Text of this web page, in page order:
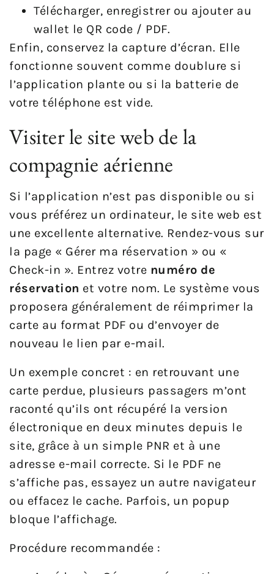
Télécharger, enregistrer ou ajouter au
wallet le QR code / PDF.
Enfin, conservez la capture d’écran. Elle
fonctionne souvent comme doublure si
l’application plante ou si la batterie de
votre téléphone est vide.
Visiter le site web de la
compagnie aérienne
Si l’application n’est pas disponible ou si
vous préférez un ordinateur, le site web est
une excellente alternative. Rendez-vous sur
la page « Gérer ma réservation » ou «
Check-in ». Entrez votre numéro de
réservation et votre nom. Le système vous
proposera généralement de réimprimer la
carte au format PDF ou d’envoyer de
nouveau le lien par e-mail.
Un exemple concret : en retrouvant une
carte perdue, plusieurs passagers m’ont
raconté qu’ils ont récupéré la version
électronique en deux minutes depuis le
site, grâce à un simple PNR et à une
adresse e-mail correcte. Si le PDF ne
s’affiche pas, essayez un autre navigateur
ou effacez le cache. Parfois, un popup
bloque l’affichage.
Procédure recommandée :